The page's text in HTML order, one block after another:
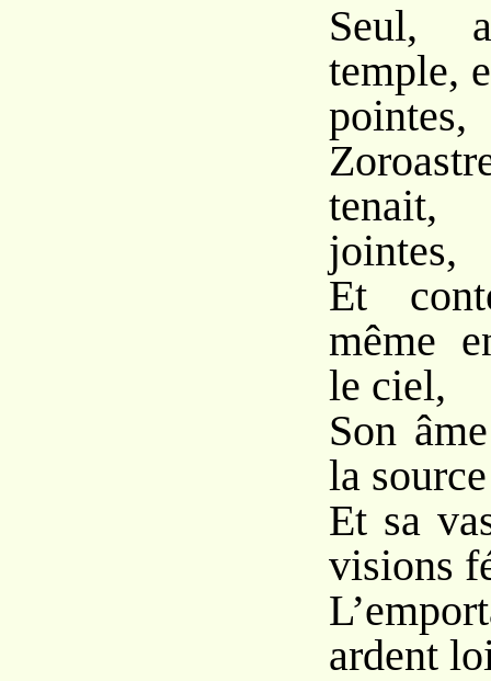
Seul,
temple,
pointes,
jointes,
Et
même
le ciel,
Son
la
Et sa
visions
ardent